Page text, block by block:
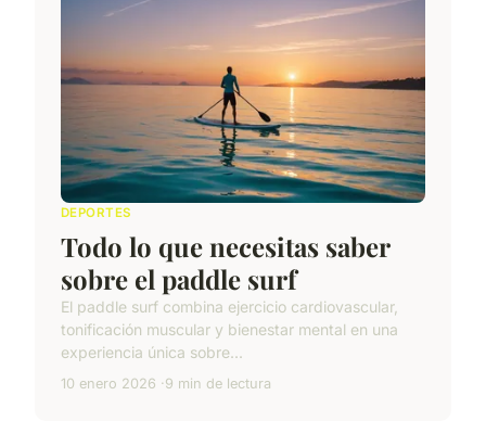
DEPORTES
Todo lo que necesitas saber
sobre el paddle surf
El paddle surf combina ejercicio cardiovascular,
tonificación muscular y bienestar mental en una
experiencia única sobre...
10 enero 2026 9 min de lectura